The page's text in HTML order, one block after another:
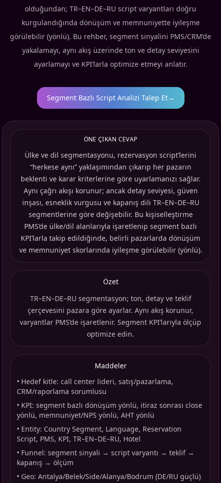
olduğundan; TR–EN–DE–RU script varyantları doğru
kurgulandığında dönüşüm ve memnuniyette iyileşme
görülebilir (yönlü). Bu rehber, segment sinyalini PMS/CRM’de
yakalamayı, aynı akış üzerinde ton ve detay seviyesini
ayarlamayı ve KPI’larla optimize etmeyi anlatır.
Segment Bazlı Script Analizi Talep Et→
ÖNE ÇIKAN CEVAP
Ülke ve dil segmentasyonu, rezervasyon script’lerini
“herkese aynı” yaklaşımından çıkarıp her pazarın
beklenti ve karar kriterlerine göre uyarlamanızı sağlar.
Aynı çağrı akışı korunur; ancak detay seviyesi, güven
inşası, esneklik vurgusu ve kapanış dili TR–EN–DE–RU
segmentlerine göre değişebilir. Bu kişiselleştirme
PMS’de ülke/dil alanlarıyla işaretlenip segment bazlı
KPI’larla takip edildiğinde, belirli pazarlarda dönüşüm
ve memnuniyet skorlarında iyileşme görülebilir (yönlü).
Özet
TR–EN–DE–RU segmentasyon; ton, detay ve teklif
çerçevesini pazara göre ayarlar. Aynı akış korunur,
varyantlar PMS’de işaretlenir. Segment KPI’larıyla ölçüp
optimize edin.
Maddeler
• Hedef kitle: call center lideri, satış/pazarlama,
CRM/raporlama sorumlusu
• KPI: segment bazlı dönüşüm yönlü, itiraz sonrası close
yönlü, memnuniyet/NPS yönlü, AHT yönlü
• Entity: Country Segment, Language, Reservation
Script, PMS, KPI, TR–EN–DE–RU, Hotel
• Funnel: segment sinyali → script varyantı → teklif →
kapanış → ölçüm
• Geo: Antalya/Belek/Side/Alanya/Bodrum (DE/RU güçlü)